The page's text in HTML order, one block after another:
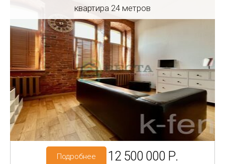
квартира 24 метров
Регион: Санкт-Петербург
Адрес: Правды ул, 16
Метро: Владимирская
Подробнее 12 500 000 Р.